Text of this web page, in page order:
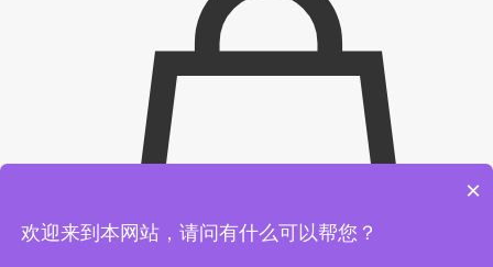
×
欢迎来到本网站，请问有什么可以帮您？